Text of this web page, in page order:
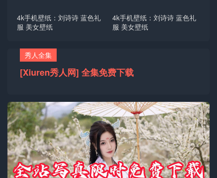
4k手机壁纸：刘诗诗 蓝色礼
服 美女壁纸
4k手机壁纸：刘诗诗 蓝色礼
服 美女壁纸
秀人全集
[Xiuren秀人网] 全集免费下载